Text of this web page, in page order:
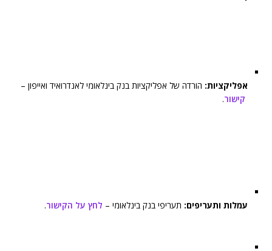
אפליקציות: הורדה של אפליקציות בנק בינלאומי לאנדרואיד ואייפון –
קישור.
עמלות ותעריפים: תעריפי בנק בינלאומי – לחץ על הקישור.